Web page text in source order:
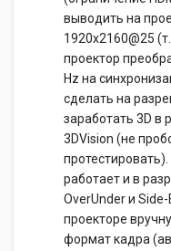
выводить на
1920х2160@25
проектор
Hz на
сделать на
заработать 3D в
3DVision (не
работает и в
OverUnder и
проекторе
формат кадра